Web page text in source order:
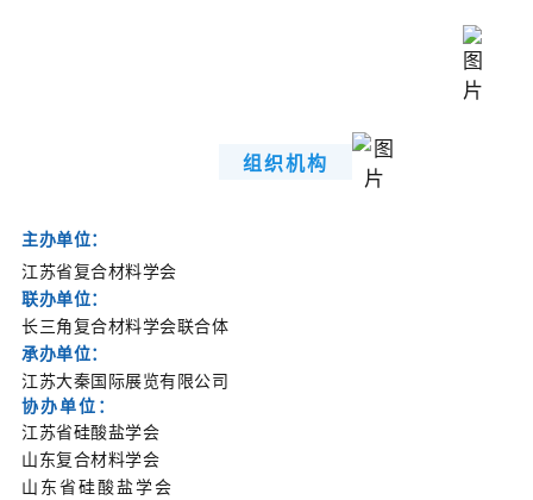
组织机构
主办单位：
江苏省复合材料学会
联办单位：
长三角复合材料学会联合体
承办单位：
江苏大秦国际展览有限公司
协办单位：
江苏省硅酸盐学会
山东复合材料学会
山东省硅酸盐学会